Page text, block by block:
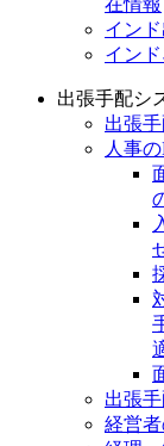
在情報
イン
イン
出張手配シ
出張
人事
出張
経営